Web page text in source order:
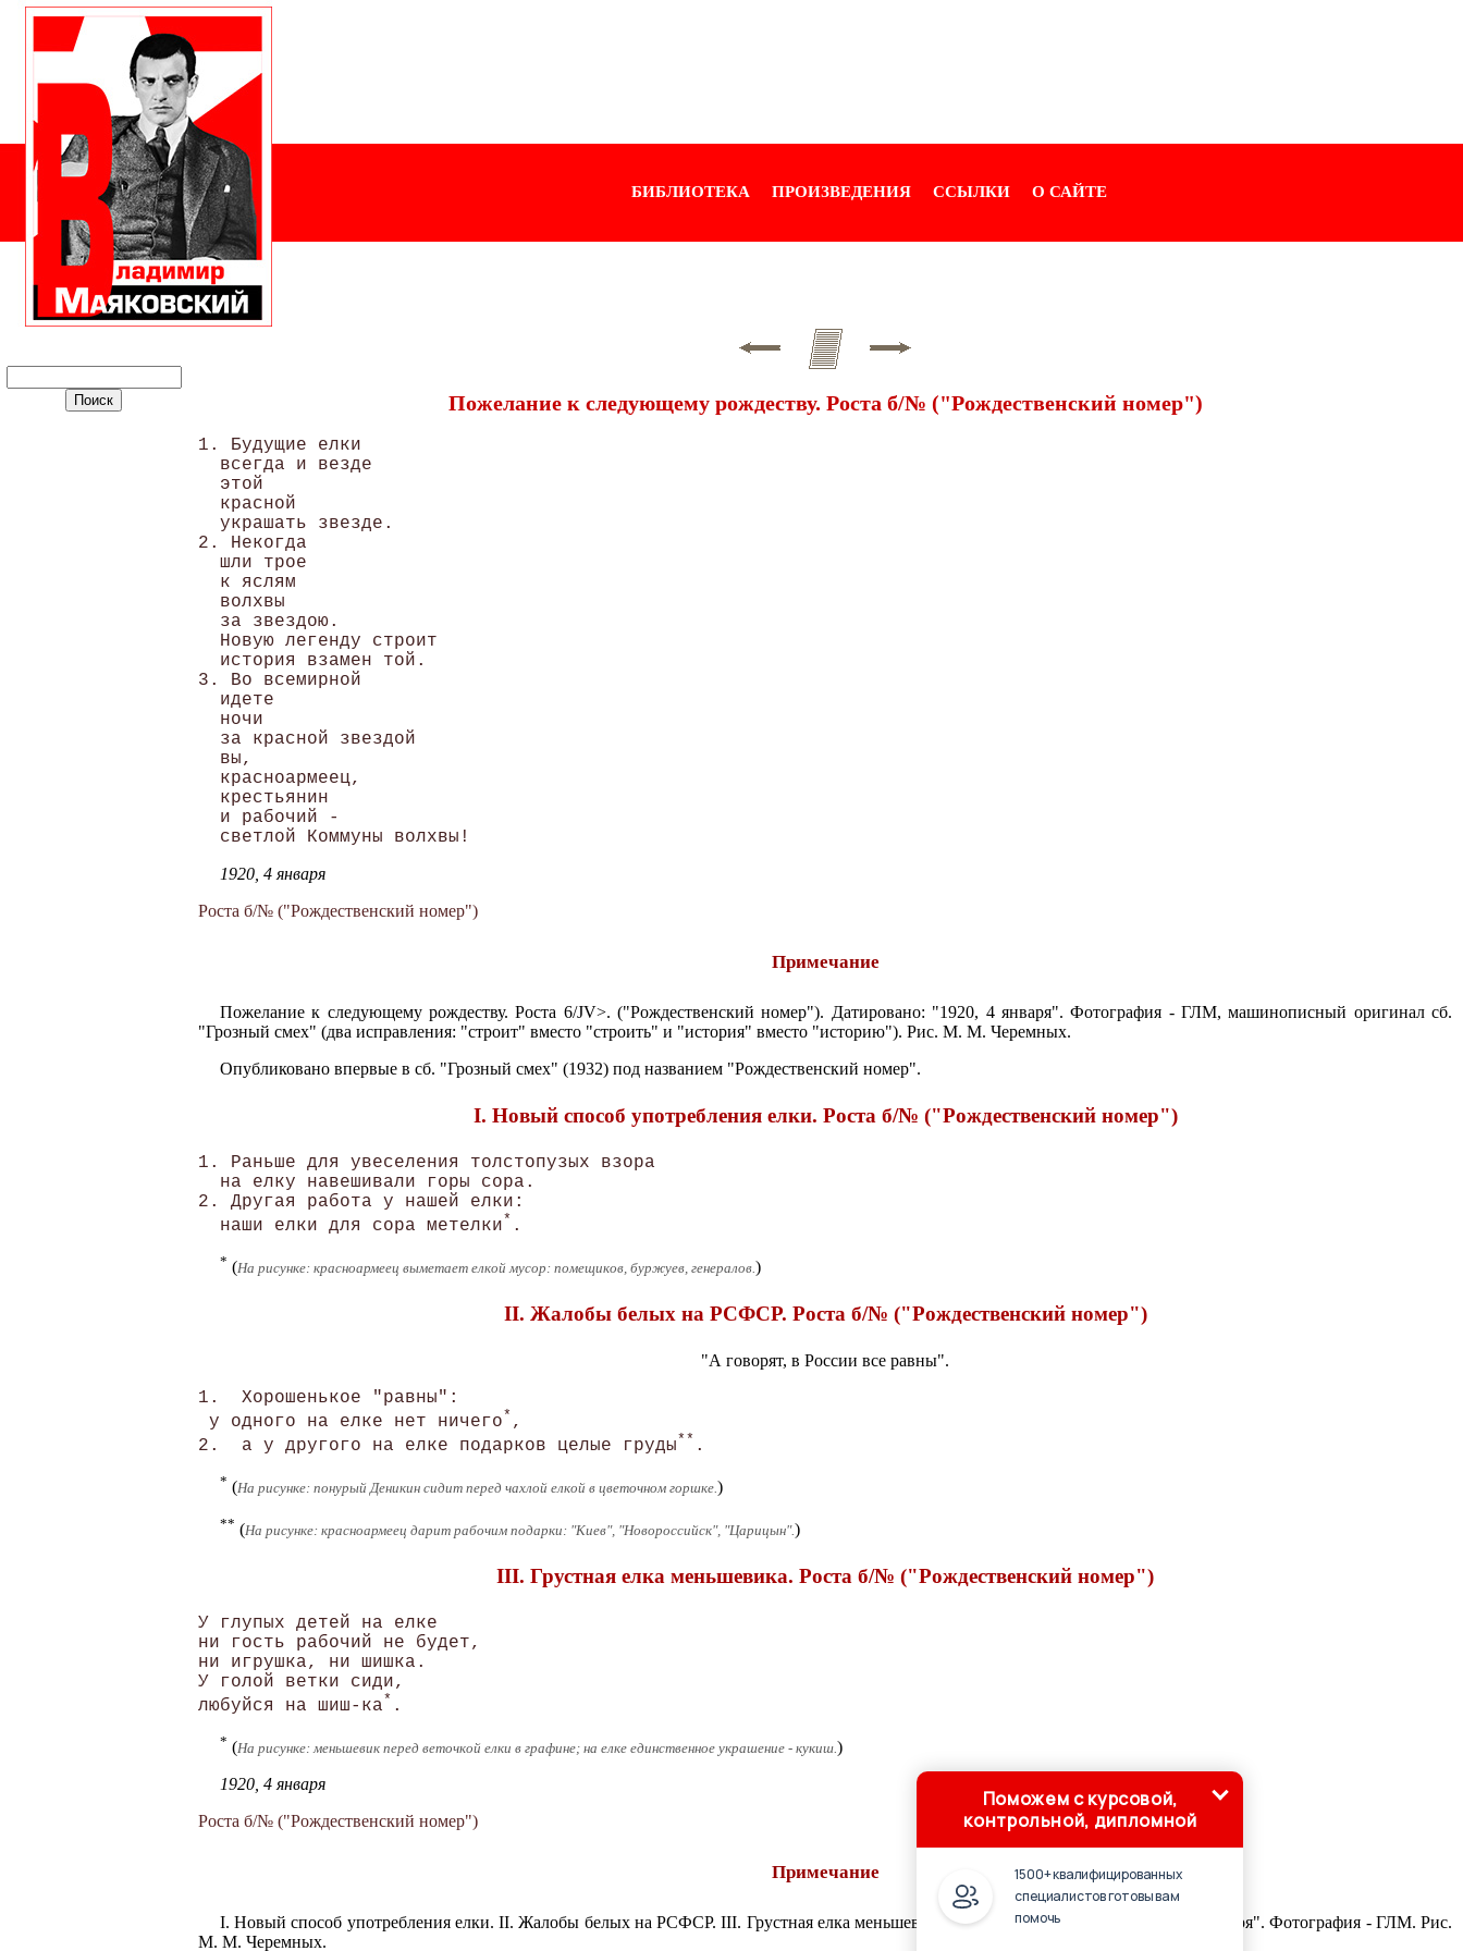
БИБЛИОТЕКА ПРОИЗВЕДЕНИЯ ССЫЛКИ О САЙТЕ
Пожелание к следующему рождеству. Роста б/№ ("Рождественский номер")
1. Будущие елки
  всегда и везде
  этой
  красной
  украшать звезде.
2. Некогда
  шли трое
  к яслям
  волхвы
  за звездою.
  Новую легенду строит
  история взамен той.
3. Во всемирной
  идете
  ночи
  за красной звездой
  вы,
  красноармеец,
  крестьянин
  и рабочий -
1920, 4 января
Роста б/№ ("Рождественский номер")
Примечание
Пожелание к следующему рождеству. Роста 6/JV>. ("Рождественский номер"). Датировано: "1920, 4 января". Фотография - ГЛМ, машинописный оригинал сб.
"Грозный смех" (два исправления: "строит" вместо "строить" и "история" вместо "историю"). Рис. М. М. Черемных.
Опубликовано впервые в сб. "Грозный смех" (1932) под названием "Рождественский номер".
I. Новый способ употребления елки. Роста б/№ ("Рождественский номер")
1. Раньше для увеселения толстопузых взора
  на елку навешивали горы сора.
2. Другая работа у нашей елки:
  наши елки для сора метелки
*
* (На рисунке: красноармеец выметает елкой мусор: помещиков, буржуев, генералов.)
II. Жалобы белых на РСФСР. Роста б/№ ("Рождественский номер")
"А говорят, в России все равны".
1.  Хорошенькое "равны":
у одного на елке нет ничего* ,
2.  а у другого на елке подарков целые груды**
* (На рисунке: понурый Деникин сидит перед чахлой елкой в цветочном горшке.)
** (На рисунке: красноармеец дарит рабочим подарки: "Киев", "Новороссийск", "Царицын".)
III. Грустная елка меньшевика. Роста б/№ ("Рождественский номер")
У глупых детей на елке
ни гость рабочий не будет,
ни игрушка, ни шишка.
У голой ветки сиди,
любуйся на шиш-ка*
* (На рисунке: меньшевик перед веточкой елки в графине; на елке единственное украшение - кукиш.)
1920, 4 января
Роста б/№ ("Рождественский номер")
Примечание
I. Новый способ употребления елки. II. Жалобы белых на РСФСР. III. Грустная елка меньшевика. Роста б/№. Датировано: "1920, 4 января". Фотография - ГЛМ. Рис.
М. М. Черемных.
Поможем с курсовой,
контрольной, дипломной
1500+ квалифицированных
специалистов готовы вам
помочь